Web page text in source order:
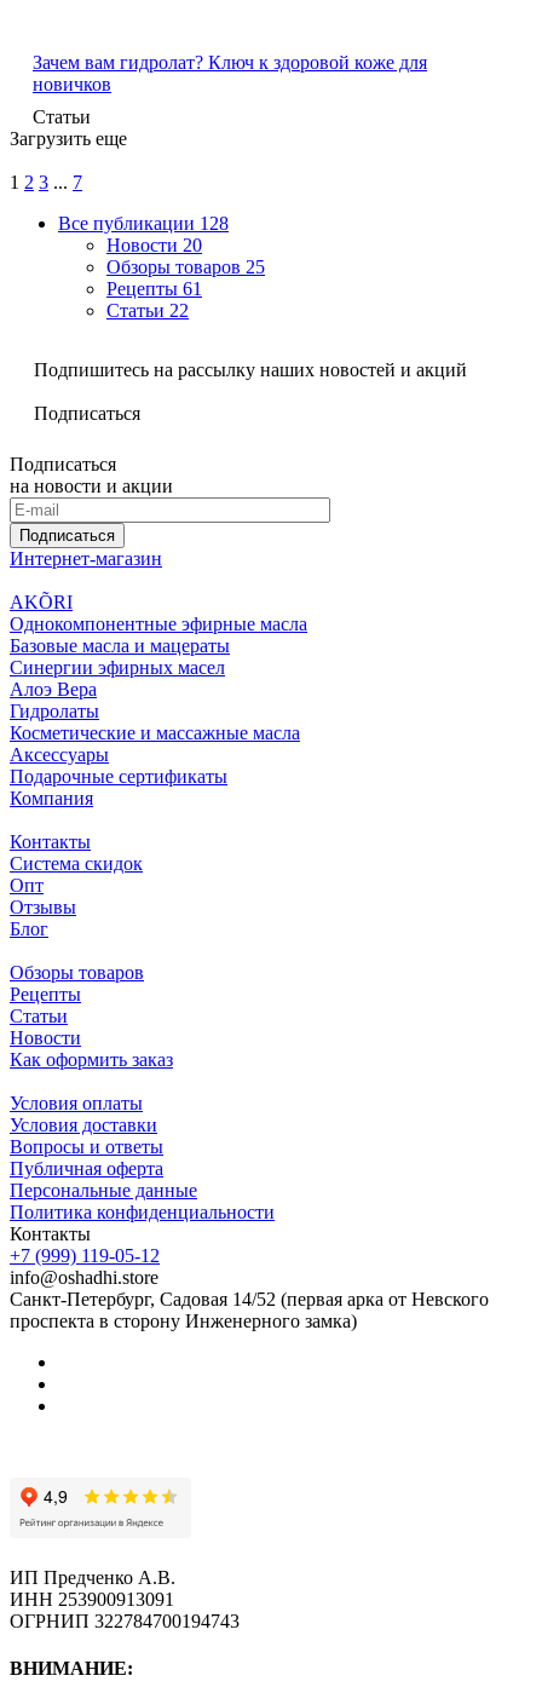
Зачем вам гидролат? Ключ к здоровой коже для
новичков
Статьи
Загрузить еще
1 2 3 ... 7
Все публикации 128
Новости 20
Обзоры товаров 25
Рецепты 61
Статьи 22
Подпишитесь на рассылку наших новостей и акций
Подписаться
Подписаться
на новости и акции
Подписаться
Интернет-магазин
AKÕRI
Однокомпонентные эфирные масла
Базовые масла и мацераты
Синергии эфирных масел
Алоэ Вера
Гидролаты
Косметические и массажные масла
Аксессуары
Подарочные сертификаты
Компания
Контакты
Система скидок
Опт
Отзывы
Блог
Обзоры товаров
Рецепты
Статьи
Новости
Как оформить заказ
Условия оплаты
Условия доставки
Вопросы и ответы
Публичная оферта
Персональные данные
Политика конфиденциальности
Контакты
+7 (999) 119-05-12
info@oshadhi.store
Санкт-Петербург, Садовая 14/52 (первая арка от Невского
проспекта в сторону Инженерного замка)
ИП Предченко А.В.
ИНН 253900913091
ОГРНИП 322784700194743
ВНИМАНИЕ: